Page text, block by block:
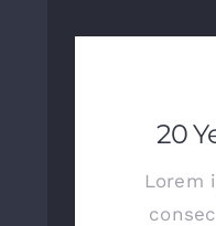
20
Lorem